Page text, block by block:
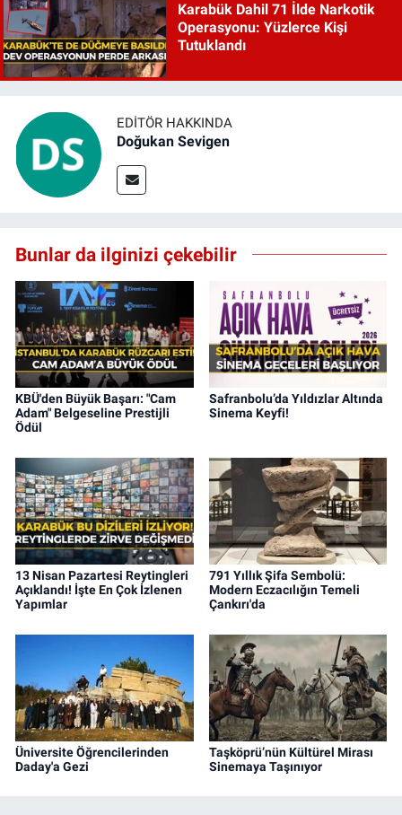
Karabük Dahil 71 İlde Narkotik
Operasyonu: Yüzlerce Kişi
Tutuklandı
EDITÖR HAKKINDA
Doğukan Sevigen
Bunlar da ilginizi çekebilir
KBÜ'den Büyük Başarı: "Cam
Adam" Belgeseline Prestijli
Ödül
Safranbolu’da Yıldızlar Altında
Sinema Keyfi!
13 Nisan Pazartesi Reytingleri
Açıklandı! İşte En Çok İzlenen
Yapımlar
791 Yıllık Şifa Sembolü:
Modern Eczacılığın Temeli
Çankırı'da
Üniversite Öğrencilerinden
Daday'a Gezi
Taşköprü’nün Kültürel Mirası
Sinemaya Taşınıyor